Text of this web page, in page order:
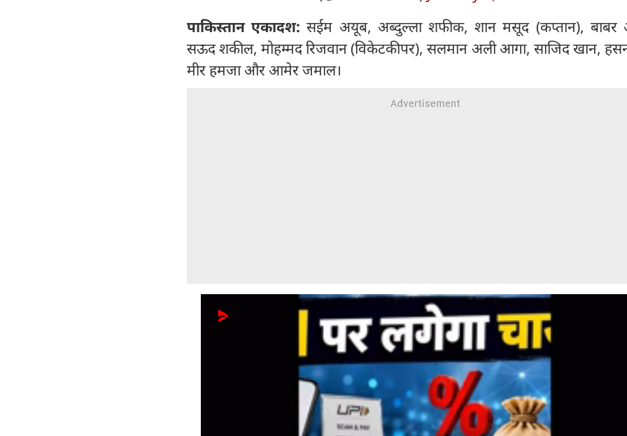
पाकिस्तान एकादश: सईम अयूब, अब्दुल्ला शफीक, शान मसूद (कप्तान),
सऊद शकील, मोहम्मद रिजवान (विकेटकीपर), सलमान अली आगा, साजिद खान,
मीर हमजा और आमेर जमाल।